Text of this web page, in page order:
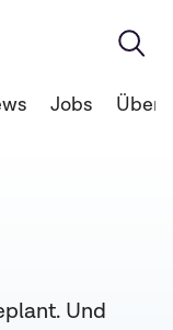
Jobs Über
Und